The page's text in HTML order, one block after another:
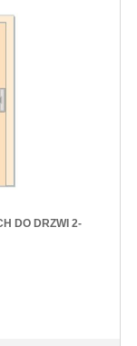
DO DRZWI 2-